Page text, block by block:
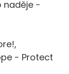
naděje -
- Protect